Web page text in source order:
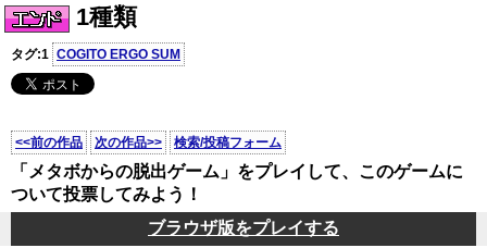
1種類
タグ:1 COGITO ERGO SUM
<<前の作品 次の作品>> 検索/投稿フォーム
「メタボからの脱出ゲーム」をプレイして、このゲームに
ついて投票してみよう！
ブラウザ版をプレイする